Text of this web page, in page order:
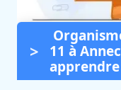
11 à